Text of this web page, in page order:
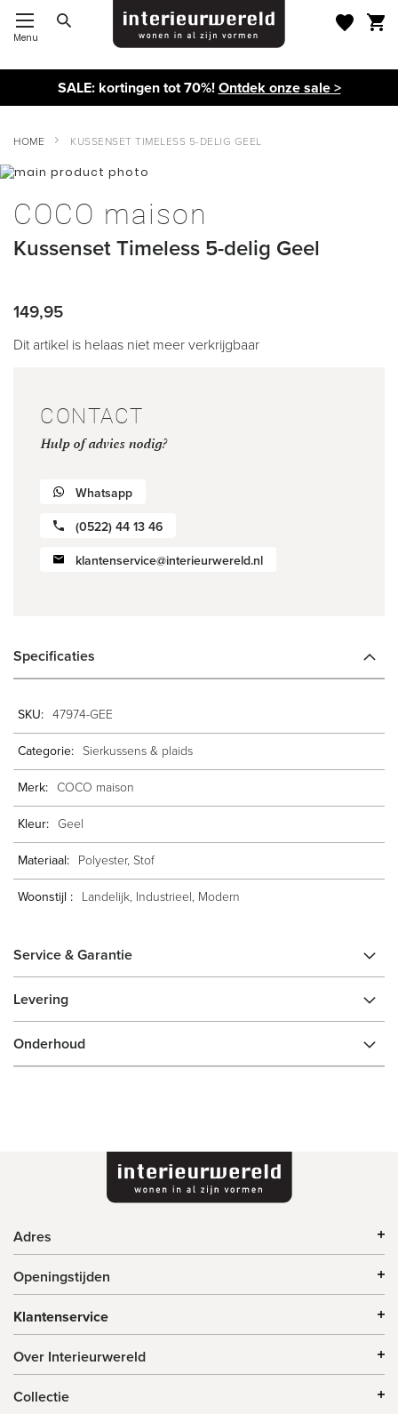
Menu
SALE: kortingen tot 70%!Ontdek onze sale >
HOME KUSSENSET TIMELESS 5-DELIG GEEL
Ga
het
einde
de
naar
het
van
COCO maison
Kussenset Timeless 5-delig Geel
149,95
Dit artikel is helaas niet meer verkrijgbaar
CONTACT
Hulp of advies nodig?
Whatsapp
(0522) 44 13 46
klantenservice@interieurwereld.nl
Specificaties
informatie47974-GEE
Sierkussens & plaids
COCO maison
Geel
Polyester, Stof
Landelijk, Industrieel, Modern
Service & Garantie
Levering
Onderhoud
Adres
Openingstijden
Klantenservice
Over Interieurwereld
Collectie